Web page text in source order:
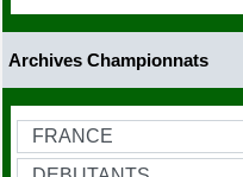
Archives Championnats